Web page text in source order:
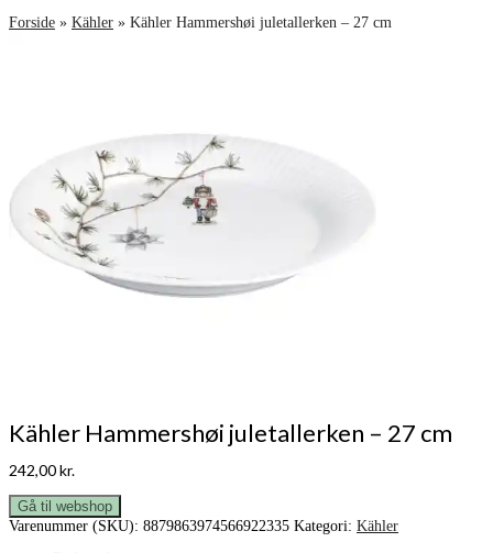
Forside » Kähler » Kähler Hammershøi juletallerken – 27 cm
Kähler Hammershøi juletallerken – 27 cm
242,00kr.
Gå til webshop
Varenummer (SKU): 8879863974566922335 Kategori: Kähler